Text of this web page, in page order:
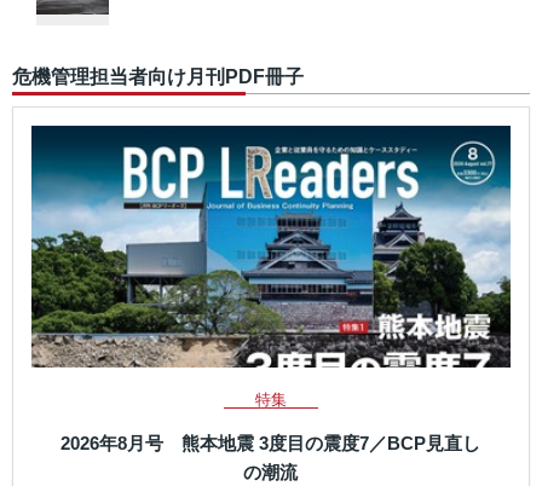
危機管理担当者向け月刊PDF冊子
特集
2026年8月号 熊本地震 3度目の震度7／BCP見直し
の潮流